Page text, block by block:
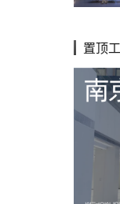
置顶